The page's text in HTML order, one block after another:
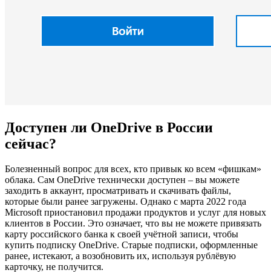
Доступен ли OneDrive в России
сейчас?
Болезненный вопрос для всех, кто привык ко всем «фишкам»
облака. Сам OneDrive технически доступен – вы можете
заходить в аккаунт, просматривать и скачивать файлы,
которые были ранее загружены. Однако с марта 2022 года
Microsoft приостановил продажи продуктов и услуг для новых
клиентов в России. Это означает, что вы не можете привязать
карту российского банка к своей учётной записи, чтобы
купить подписку OneDrive. Старые подписки, оформленные
ранее, истекают, а возобновить их, используя рублёвую
карточку, не получится.